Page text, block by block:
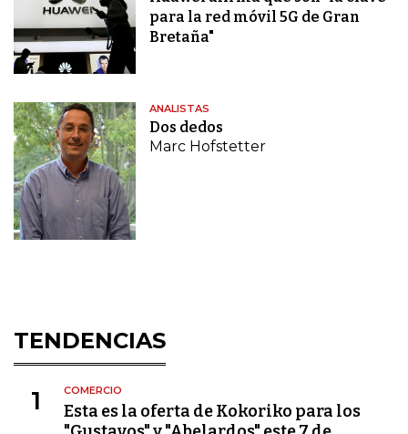
para la red móvil 5G de Gran
Bretaña"
ANALISTAS
Dos dedos
Marc Hofstetter
TENDENCIAS
1 COMERCIO
Esta es la oferta de Kokoriko para los